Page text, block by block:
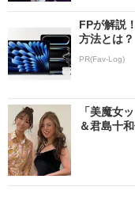
FPが解説
方法とは？
PR(Fav-Log)
「美魔女
＆君島十